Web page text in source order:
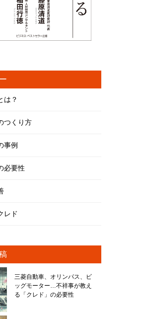
は？
つくり方
事例
必要性
レド
三菱自動車、オリンパス、ビ
ッグモーター…不祥事が教え
る「クレド」の必要性